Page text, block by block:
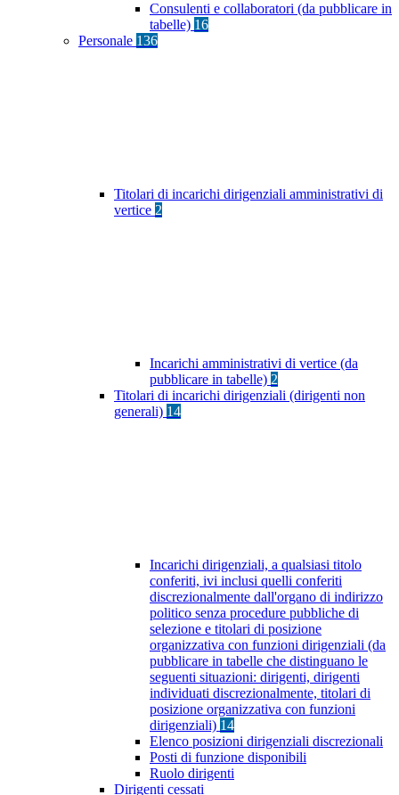
Consulenti e collaboratori (da pubblicare in
tabelle) 16
Personale 136
Titolari di incarichi dirigenziali amministrativi di
vertice 2
Incarichi amministrativi di vertice (da
pubblicare in tabelle) 2
Titolari di incarichi dirigenziali (dirigenti non
generali) 14
Incarichi dirigenziali, a qualsiasi titolo
conferiti, ivi inclusi quelli conferiti
discrezionalmente dall'organo di indirizzo
politico senza procedure pubbliche di
selezione e titolari di posizione
organizzativa con funzioni dirigenziali (da
pubblicare in tabelle che distinguano le
seguenti situazioni: dirigenti, dirigenti
individuati discrezionalmente, titolari di
posizione organizzativa con funzioni
dirigenziali) 14
Elenco posizioni dirigenziali discrezionali
Posti di funzione disponibili
Ruolo dirigenti
Dirigenti cessati